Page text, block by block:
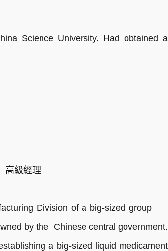
Science University. Had obtained a
高級經理
Division of a big-sized group
by the Chinese central government.
a big-sized liquid medicament